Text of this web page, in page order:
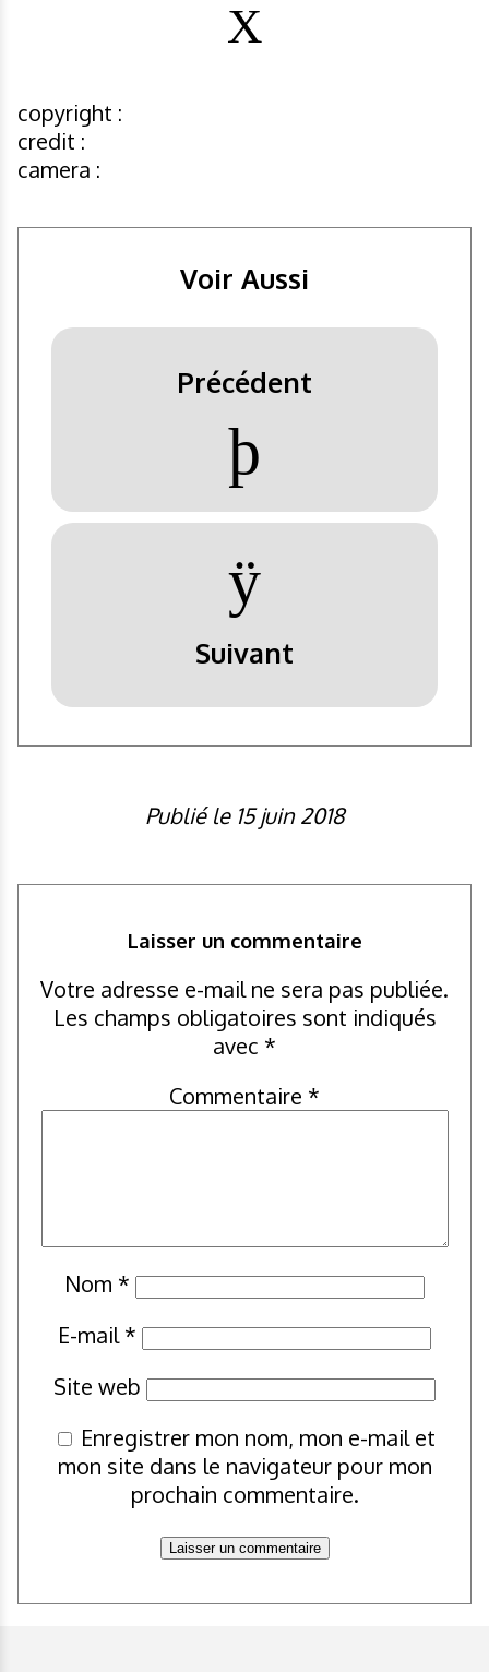
copyright :
credit :
camera :
Voir Aussi
Précédent
þ
ÿ
Suivant
Publié le 15 juin 2018
Laisser un commentaire
Votre adresse e-mail ne sera pas publiée.
Les champs obligatoires sont indiqués
avec *
Commentaire *
Nom *
E-mail*
Site web
Enregistrer mon nom, mon e-mail et
mon site dans le navigateur pour mon
prochain commentaire.